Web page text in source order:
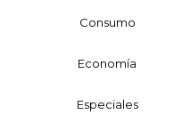
Consumo
Economía
Especiales